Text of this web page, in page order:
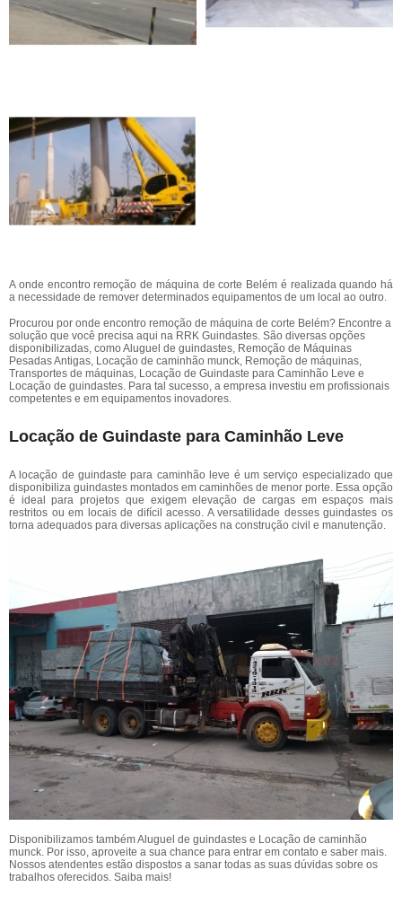
A onde encontro remoção de máquina de corte Belém é realizada quando há
a necessidade de remover determinados equipamentos de um local ao outro.
Procurou por onde encontro remoção de máquina de corte Belém? Encontre a
solução que você precisa aqui na RRK Guindastes. São diversas opções
disponibilizadas, como Aluguel de guindastes, Remoção de Máquinas
Pesadas Antigas, Locação de caminhão munck, Remoção de máquinas,
Transportes de máquinas, Locação de Guindaste para Caminhão Leve e
Locação de guindastes. Para tal sucesso, a empresa investiu em profissionais
competentes e em equipamentos inovadores.
Locação de Guindaste para Caminhão Leve
A locação de guindaste para caminhão leve é um serviço especializado que
disponibiliza guindastes montados em caminhões de menor porte. Essa opção
é ideal para projetos que exigem elevação de cargas em espaços mais
restritos ou em locais de difícil acesso. A versatilidade desses guindastes os
torna adequados para diversas aplicações na construção civil e manutenção.
Disponibilizamos também Aluguel de guindastes e Locação de caminhão
munck. Por isso, aproveite a sua chance para entrar em contato e saber mais.
Nossos atendentes estão dispostos a sanar todas as suas dúvidas sobre os
trabalhos oferecidos. Saiba mais!